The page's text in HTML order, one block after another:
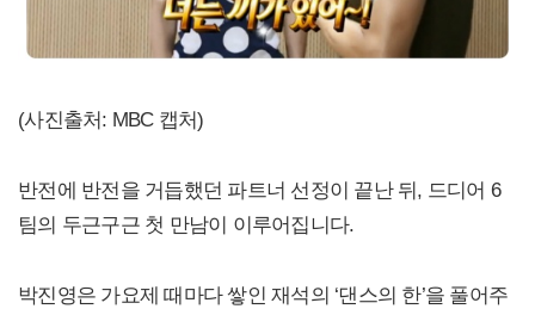
(사진출처: MBC 캡처)
반전에 반전을 거듭했던 파트너 선정이 끝난 뒤, 드디어 6
팀의 두근구근 첫 만남이 이루어집니다.
박진영은 가요제 때마다 쌓인 재석의 ‘댄스의 한’을 풀어주